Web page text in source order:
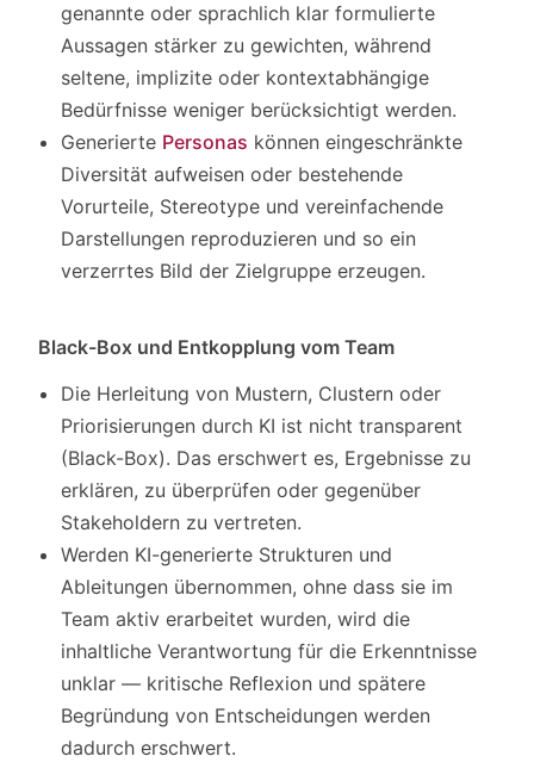
genannte oder sprachlich klar formulierte
Aussagen stärker zu gewichten, während
seltene, implizite oder kontextabhängige
Bedürfnisse weniger berücksichtigt werden.
Generierte Personas können eingeschränkte
Diversität aufweisen oder bestehende
Vorurteile, Stereotype und vereinfachende
Darstellungen reproduzieren und so ein
verzerrtes Bild der Zielgruppe erzeugen.
Black-Box und Entkopplung vom Team
Die Herleitung von Mustern, Clustern oder
Priorisierungen durch KI ist nicht transparent
(Black-Box). Das erschwert es, Ergebnisse zu
erklären, zu überprüfen oder gegenüber
Stakeholdern zu vertreten.
Werden KI-generierte Strukturen und
Ableitungen übernommen, ohne dass sie im
Team aktiv erarbeitet wurden, wird die
inhaltliche Verantwortung für die Erkenntnisse
unklar — kritische Reflexion und spätere
Begründung von Entscheidungen werden
dadurch erschwert.